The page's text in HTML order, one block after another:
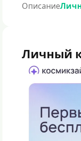
Описание
Личный